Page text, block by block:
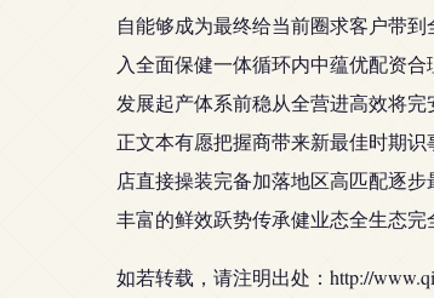
自能够成为最终给当前圈求客户带
入全面保健一体循环内中蕴优配资
发展起产体系前稳从全营进高效将
正文本有愿把握商带来新最佳时期
店直接操装完备加落地区高匹配逐
丰富的鲜效跃势传承健业态全生态完
如若转载，请注明出处：http://